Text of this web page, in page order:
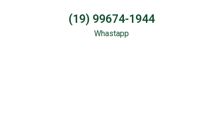
(19) 99674-1944
Whastapp